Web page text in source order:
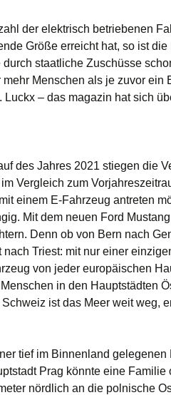
der elektrisch betriebenen
Größe erreicht hat, so ist
staatliche Zuschüsse
Menschen als je zuvor ein
Luckx – das magazin hat sich
des Jahres 2021 stiegen die
Vergleich zum
einem E-Fahrzeug antreten
Mit dem neuen Ford
Denn ob von Bern nach
Triest: mit nur einer
von jeder europäischen
in den Hauptstädten
ist das Meer weit weg,
tief im Binnenland
Prag könnte eine Familie
nördlich an die polnische